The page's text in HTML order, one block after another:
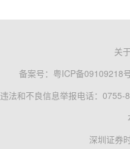
关
备案号： 粤ICP备09109218
违法和不良信息举报电话：0755-
深圳证券